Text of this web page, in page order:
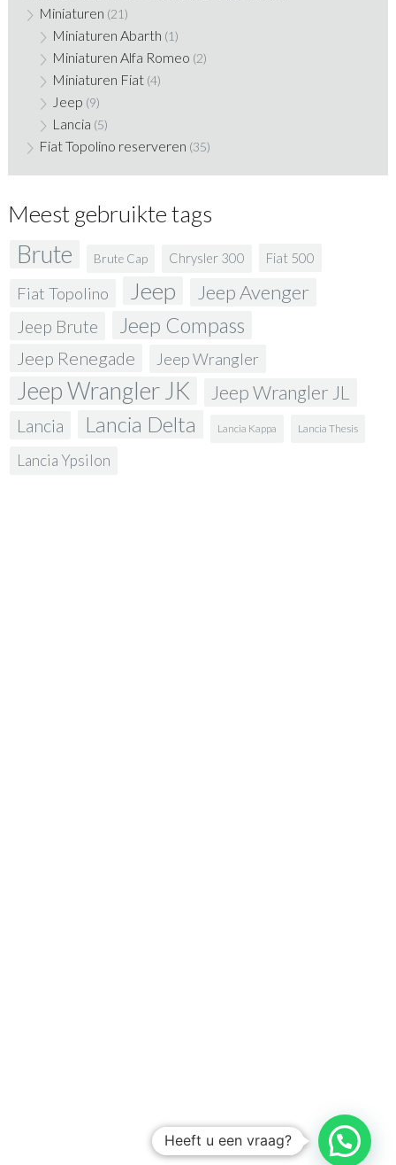
Miniaturen (21)
Miniaturen Abarth (1)
Miniaturen Alfa Romeo (2)
Miniaturen Fiat (4)
Jeep (9)
Lancia (5)
Fiat Topolino reserveren (35)
Meest gebruikte tags
Brute Brute Cap Chrysler 300 Fiat 500
Fiat Topolino Jeep Jeep Avenger
Jeep Brute Jeep Compass
Jeep Renegade Jeep Wrangler
Jeep Wrangler JK Jeep Wrangler JL
Lancia Lancia Delta Lancia Kappa Lancia Thesis
Lancia Ypsilon
Heeft u een vraag?